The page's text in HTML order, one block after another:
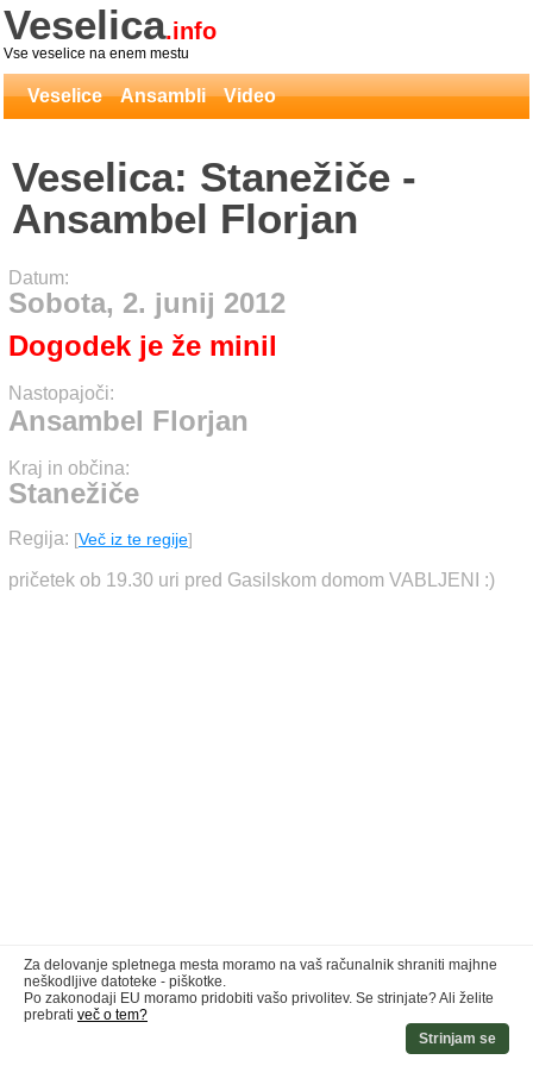
Veselica.info
Vse veselice na enem mestu
Veselice Ansambli Video
Veselica: Stanežiče -
Ansambel Florjan
Datum:
Sobota, 2. junij 2012
Dogodek je že minil
Nastopajoči:
Ansambel Florjan
Kraj in občina:
Stanežiče
Regija: [Več iz te regije]
pričetek ob 19.30 uri pred Gasilskom domom VABLJENI :)
Za delovanje spletnega mesta moramo na vaš računalnik shraniti majhne
neškodljive datoteke - piškotke.
Po zakonodaji EU moramo pridobiti vašo privolitev. Se strinjate? Ali želite
prebrati več o tem?
Strinjam se